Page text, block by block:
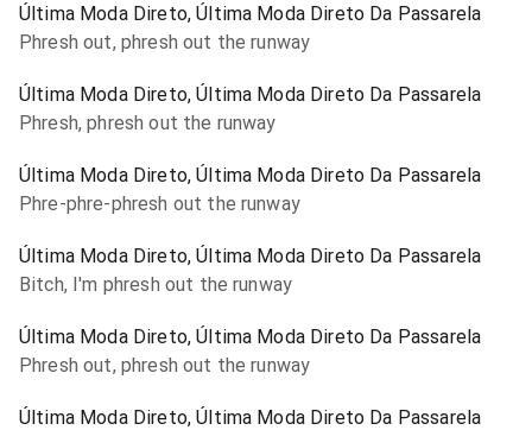
Última Moda Direto, Última Moda Direto Da Passarela
Phresh out, phresh out the runway
Última Moda Direto, Última Moda Direto Da Passarela
Phresh, phresh out the runway
Última Moda Direto, Última Moda Direto Da Passarela
Phre-phre-phresh out the runway
Última Moda Direto, Última Moda Direto Da Passarela
Bitch, I'm phresh out the runway
Última Moda Direto, Última Moda Direto Da Passarela
Phresh out, phresh out the runway
Última Moda Direto, Última Moda Direto Da Passarela